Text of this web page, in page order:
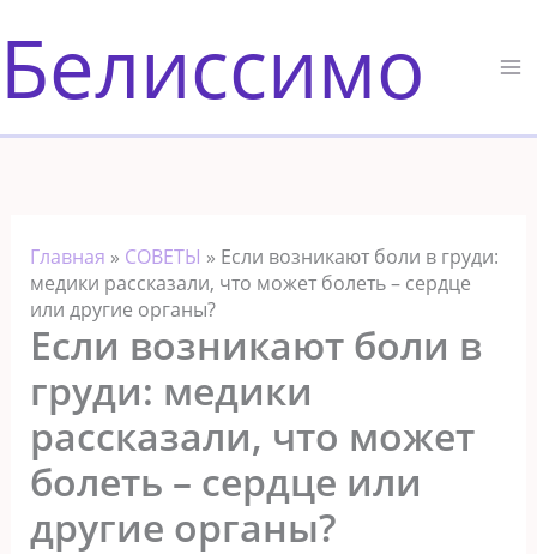
к
содержимому
Белиссимо
Главная » СОВЕТЫ » Если возникают боли в груди:
медики рассказали, что может болеть – сердце
или другие органы?
Если возникают боли в
груди: медики
рассказали, что может
болеть – сердце или
другие органы?